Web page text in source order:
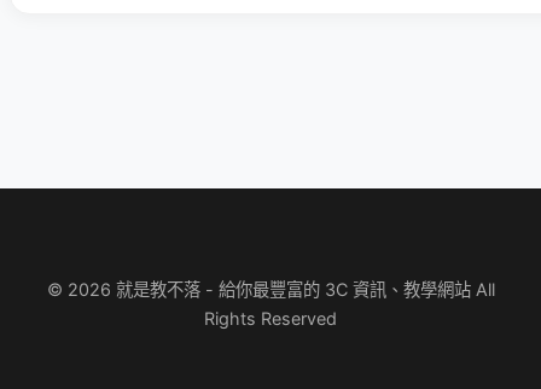
© 2026 就是教不落 - 給你最豐富的 3C 資訊、教學網站 All
Rights Reserved